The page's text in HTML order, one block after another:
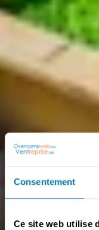
Consentement
Ce site web utilise